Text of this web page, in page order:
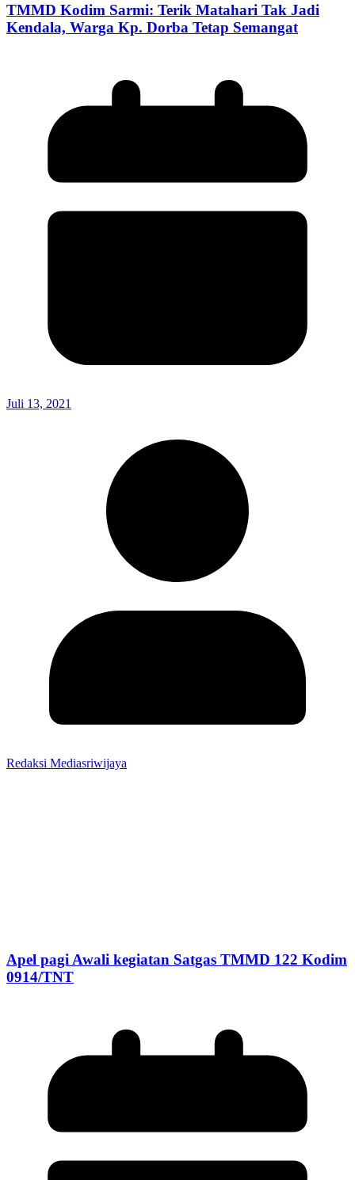
TMMD Kodim Sarmi: Terik Matahari Tak Jadi
Kendala, Warga Kp. Dorba Tetap Semangat
Juli 13, 2021
Redaksi Mediasriwijaya
Apel pagi Awali kegiatan Satgas TMMD 122 Kodim
0914/TNT